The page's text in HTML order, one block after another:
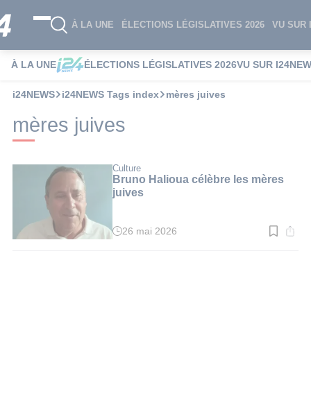
À LA UNE ÉLECTIONS LÉGISLATIVES 2026 VU SUR
À LA UNE ÉLECTIONS LÉGISLATIVES 2026VU SUR
i24NEWS i24NEWS Tags index mères juives
mères juives
Culture
Bruno Halioua célèbre les mères
juives
Temps
26 mai 2026